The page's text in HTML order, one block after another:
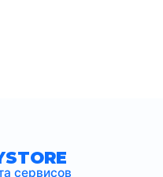
сервисов